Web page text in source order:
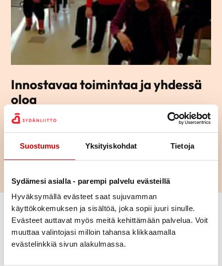
Suostumus Yksityiskohdat Tietoja
Sydämesi asialla - parempi palvelu evästeillä
Hyväksymällä evästeet saat sujuvamman
käyttökokemuksen ja sisältöä, joka sopii juuri sinulle.
Evästeet auttavat myös meitä kehittämään palvelua. Voit
muuttaa valintojasi milloin tahansa klikkaamalla
evästelinkkiä sivun alakulmassa.
Innostavaa toimintaa ja yhdessä
oloa
Tutustu Nastolan Sydänyhdistyksen toimintaan ja lähde mukaan
osallistumaan tai vaikka järjestämään toimintaa – ihan miten
vain itse haluat.